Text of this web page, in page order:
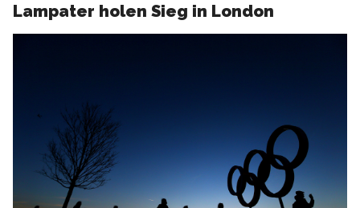
Lampater holen Sieg in London